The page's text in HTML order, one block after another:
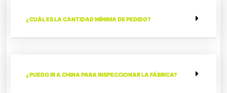
¿CUÁL ES LA CANTIDAD MÍNIMA DE PEDIDO?
¿PUEDO IR A CHINA PARA INSPECCIONAR LA FÁBRICA?